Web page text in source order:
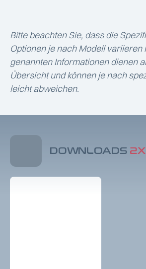
Bitte beachten Sie, dass die
Optionen je nach Modell variieren
genannten Informationen dienen
Übersicht und können je nach
leicht abweichen.
DOWNLOADS